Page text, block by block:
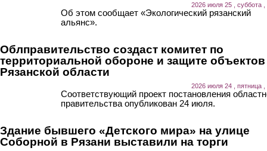
2026 июля 25 , суббота ,
Об этом сообщает «Экологический рязанский
альянс».
Облправительство создаст комитет по
территориальной обороне и защите объектов
Рязанской области
2026 июля 24 , пятница ,
Соответствующий проект постановления
правительства опубликован 24 июля.
Здание бывшего «Детского мира» на улице
Соборной в Рязани выставили на торги